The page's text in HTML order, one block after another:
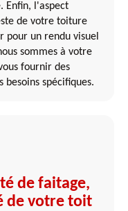
Enfin, l'aspect
de votre toiture
pour un rendu visuel
sommes à votre
fournir des
spécifiques.
de faitage,
de votre toit